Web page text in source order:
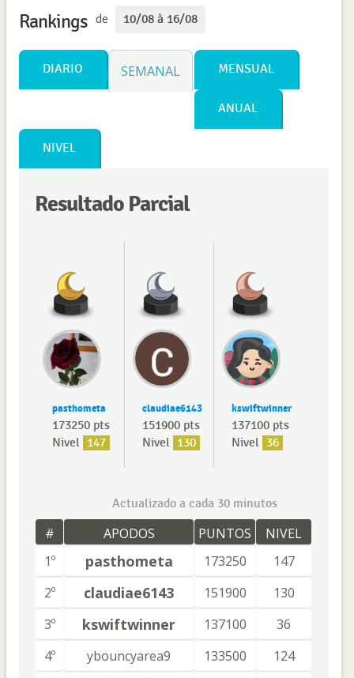
Rankings de 10/08 à 16/08
DIARIO SEMANAL MENSUAL
ANUAL
NIVEL
Resultado Parcial
pasthometa
173250 pts
Nivel 147
claudiae6143
151900 pts
Nivel 130
kswiftwinner
137100 pts
Nivel 36
Actualizado a cada 30 minutos
# APODOS PUNTOS
NIVEL
1º
pasthometa 173250
147
2º
claudiae6143 151900
130
3º
kswiftwinner 137100
36
4º
ybouncyarea9 133500
124